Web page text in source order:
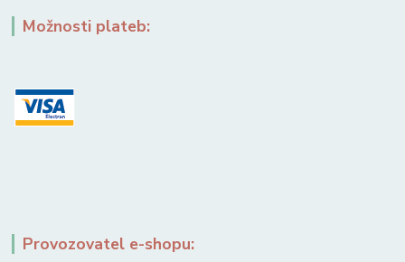
Možnosti plateb:
Provozovatel e-shopu: